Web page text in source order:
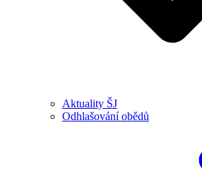
Aktuality ŠJ
Odhlašování obědů